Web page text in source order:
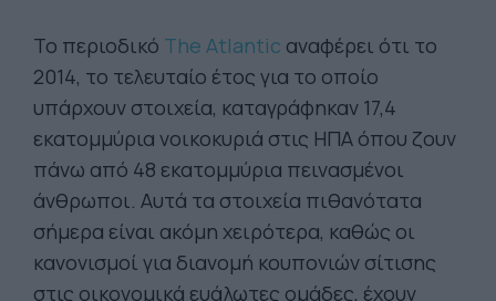
Το περιοδικό The Atlantic αναφέρει ότι το
2014, το τελευταίο έτος για το οποίο
υπάρχουν στοιχεία, καταγράφηκαν 17,4
εκατομμύρια νοικοκυριά στις ΗΠΑ όπου ζουν
πάνω από 48 εκατομμύρια πεινασμένοι
άνθρωποι. Αυτά τα στοιχεία πιθανότατα
σήμερα είναι ακόμη χειρότερα, καθώς οι
κανονισμοί για διανομή κουπονιών σίτισης
στις οικονομικά ευάλωτες ομάδες, έχουν